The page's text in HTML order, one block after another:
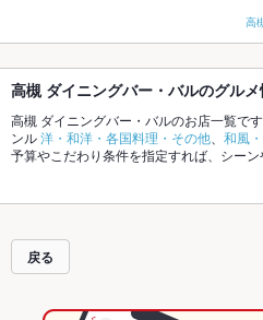
高
高槻 ダイニングバー・バルのグルメ
高槻 ダイニングバー・バルのお店一覧で
ンル洋・和洋・各国料理・その他 和風
予算やこだわり条件を指定すれば、シー
最新情報をご紹介しているので安心！24
パーティーにもお得に便利にホットペッ
戻る